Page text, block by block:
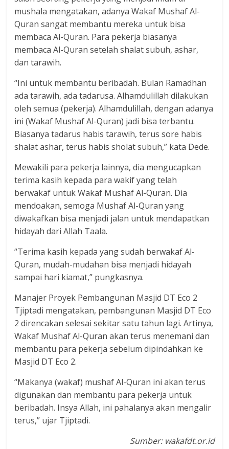
mushala mengatakan, adanya Wakaf Mushaf Al-
Quran sangat membantu mereka untuk bisa
membaca Al-Quran. Para pekerja biasanya
membaca Al-Quran setelah shalat subuh, ashar,
dan tarawih.
“Ini untuk membantu beribadah. Bulan Ramadhan
ada tarawih, ada tadarusa. Alhamdulillah dilakukan
oleh semua (pekerja). Alhamdulillah, dengan adanya
ini (Wakaf Mushaf Al-Quran) jadi bisa terbantu.
Biasanya tadarus habis tarawih, terus sore habis
shalat ashar, terus habis sholat subuh,” kata Dede.
Mewakili para pekerja lainnya, dia mengucapkan
terima kasih kepada para wakif yang telah
berwakaf untuk Wakaf Mushaf Al-Quran. Dia
mendoakan, semoga Mushaf Al-Quran yang
diwakafkan bisa menjadi jalan untuk mendapatkan
hidayah dari Allah Taala.
“Terima kasih kepada yang sudah berwakaf Al-
Quran, mudah-mudahan bisa menjadi hidayah
sampai hari kiamat,” pungkasnya.
Manajer Proyek Pembangunan Masjid DT Eco 2
Tjiptadi mengatakan, pembangunan Masjid DT Eco
2 direncakan selesai sekitar satu tahun lagi. Artinya,
Wakaf Mushaf Al-Quran akan terus menemani dan
membantu para pekerja sebelum dipindahkan ke
Masjid DT Eco 2.
“Makanya (wakaf) mushaf Al-Quran ini akan terus
digunakan dan membantu para pekerja untuk
beribadah. Insya Allah, ini pahalanya akan mengalir
terus,” ujar Tjiptadi.
Sumber: wakafdt.or.id